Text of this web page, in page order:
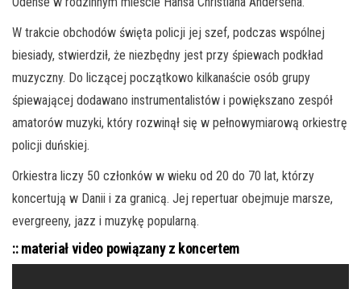
W trakcie obchodów święta policji jej szef, podczas wspólnej
biesiady, stwierdził, że niezbędny jest przy śpiewach podkład
muzyczny. Do liczącej początkowo kilkanaście osób grupy
śpiewającej dodawano instrumentalistów i powiększano zespół
amatorów muzyki, który rozwinął się w pełnowymiarową orkiestrę
policji duńskiej.
Orkiestra liczy 50 członków w wieku od 20 do 70 lat, którzy
koncertują w Danii i za granicą. Jej repertuar obejmuje marsze,
evergreeny, jazz i muzykę popularną.
:: materiał video powiązany z koncertem